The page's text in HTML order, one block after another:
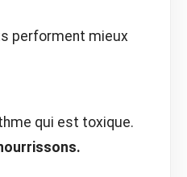
performent mieux
qui est toxique.